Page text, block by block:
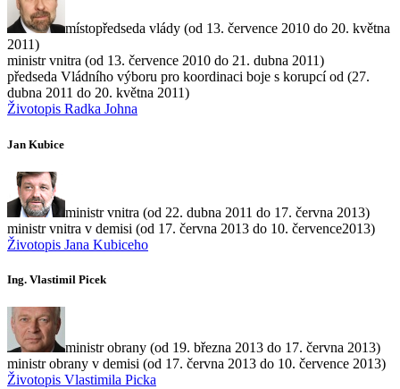
místopředseda vlády (od 13. července 2010 do 20. května
2011)
ministr vnitra (od 13. července 2010 do 21. dubna 2011)
předseda Vládního výboru pro koordinaci boje s korupcí od (27.
dubna 2011 do 20. května 2011)
Životopis Radka Johna
Jan Kubice
ministr vnitra (od 22. dubna 2011 do 17. června 2013)
ministr vnitra v demisi (od 17. června 2013 do 10. července2013)
Životopis Jana Kubiceho
Ing. Vlastimil Picek
ministr obrany (od 19. března 2013 do 17. června 2013)
ministr obrany v demisi (od 17. června 2013 do 10. července 2013)
Životopis Vlastimila Picka